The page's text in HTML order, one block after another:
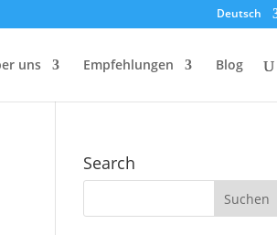
Deutsch
uns Empfehlungen Blog
Search